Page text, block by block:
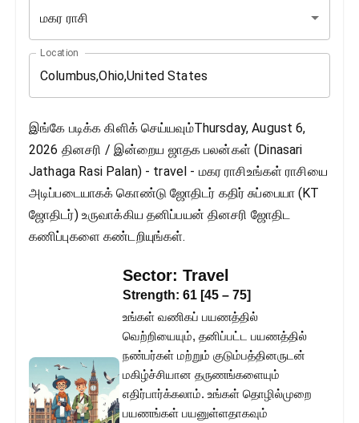
மகர ராசி
Location
இங்கே படிக்க கிளிக் செய்யவும்Thursday, August 6,
2026 தினசரி / இன்றைய ஜாதக பலன்கள் (Dinasari
Jathaga Rasi Palan) - travel - மகர ராசிஉங்கள் ராசியை
அடிப்படையாகக் கொண்டு ஜோதிடர் கதிர் சுப்பையா (KT
ஜோதிடர்) உருவாக்கிய தனிப்பயன் தினசரி ஜோதிட
கணிப்புகளை கண்டறியுங்கள்.
Sector: Travel
Strength: 61 [45 – 75]
உங்கள் வணிகப் பயணத்தில்
வெற்றியையும், தனிப்பட்ட பயணத்தில்
நண்பர்கள் மற்றும் குடும்பத்தினருடன்
மகிழ்ச்சியான தருணங்களையும்
எதிர்பார்க்கலாம். உங்கள் தொழில்முறை
பயணங்கள் பயனுள்ளதாகவும்